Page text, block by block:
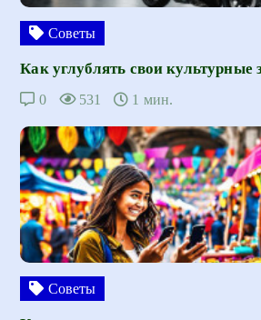
Советы
Как углублять свои культурные
0 531 1 мин.
Советы